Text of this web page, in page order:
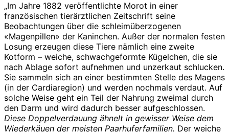
„Im Jahre 1882 veröffentlichte Morot in einer
französischen tierärztlichen Zeitschrift seine
Beobachtungen über die schleimüberzogenen
«Magenpillen» der Kaninchen. Außer der normalen festen
Losung erzeugen diese Tiere nämlich eine zweite
Kotform – weiche, schwachgeformte Kügelchen, die sie
nach Ablage sofort aufnehmen und unzerkaut schlucken.
Sie sammeln sich an einer bestimmten Stelle des Magens
(in der Cardiaregion) und werden nochmals verdaut. Auf
solche Weise geht ein Teil der Nahrung zweimal durch
den Darm und wird dadurch besser aufgeschlossen.
Diese Doppelverdauung ähnelt in gewisser Weise dem
Wiederkäuen der meisten Paarhuferfamilien. Der weiche